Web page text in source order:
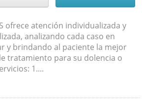
ofrece atención individualizada y
analizando cada caso en
y brindando al paciente la mejor
tratamiento para su dolencia o
1....